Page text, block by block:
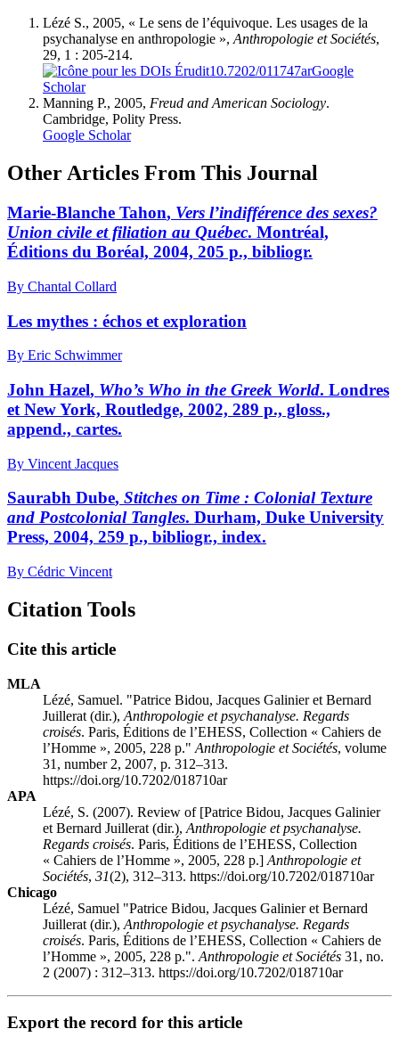
Lézé S., 2005, « Le sens de l’équivoque. Les usages de la
psychanalyse en anthropologie », Anthropologie et Sociétés,
29, 1 : 205-214.
10.7202/011747arGoogle
Scholar
Manning P., 2005, Freud and American Sociology.
Cambridge, Polity Press.
Google Scholar
Other Articles From This Journal
Marie-Blanche Tahon, Vers l’indifférence des sexes?
Union civile et filiation au Québec. Montréal,
Éditions du Boréal, 2004, 205 p., bibliogr.
By Chantal Collard
Les mythes : échos et exploration
By Eric Schwimmer
John Hazel, Who’s Who in the Greek World. Londres
et New York, Routledge, 2002, 289 p., gloss.,
append., cartes.
By Vincent Jacques
Saurabh Dube, Stitches on Time : Colonial Texture
and Postcolonial Tangles. Durham, Duke University
Press, 2004, 259 p., bibliogr., index.
By Cédric Vincent
Citation Tools
Cite this article
MLA
Lézé, Samuel. "Patrice Bidou, Jacques Galinieret Bernard
Juillerat (dir.), Anthropologie et psychanalyse. Regards
croisés. Paris, Éditions de l’EHESS, Collection « Cahiers de
l’Homme », 2005, 228 p." Anthropologie et Sociétés, volume
31, number 2, 2007, p. 312–313.
https://doi.org/10.7202/018710ar
APA
Lézé, S. (2007). Review of [Patrice Bidou, Jacques Galinier
et Bernard Juillerat (dir.), Anthropologie et psychanalyse.
Regards croisés. Paris, Éditions de l’EHESS, Collection
« Cahiers de l’Homme », 2005, 228 p.] Anthropologie et
Sociétés, 31(2), 312–313. https://doi.org/10.7202/018710ar
Chicago
Lézé, Samuel "Patrice Bidou, Jacques Galinieret Bernard
Juillerat (dir.), Anthropologie et psychanalyse. Regards
croisés. Paris, Éditions de l’EHESS, Collection « Cahiers de
l’Homme », 2005, 228 p.". Anthropologie et Sociétés 31, no.
2 (2007) : 312–313. https://doi.org/10.7202/018710ar
Export the record for this article